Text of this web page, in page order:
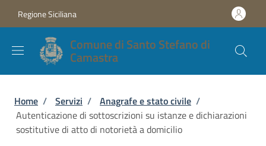
Regione Siciliana
Comune di Santo Stefano di
Camastra
Briciole di pane
Home / Servizi / Anagrafe e stato civile /
Autenticazione di sottoscrizioni su istanze e dichiarazioni
sostitutive di atto di notorietà a domicilio